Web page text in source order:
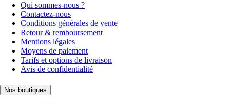
Qui sommes-nous ?
Contactez-nous
Conditions générales de vente
Retour & remboursement
Mentions légales
Moyens de paiement
Tarifs et options de livraison
Avis de confidentialité
Nos boutiques